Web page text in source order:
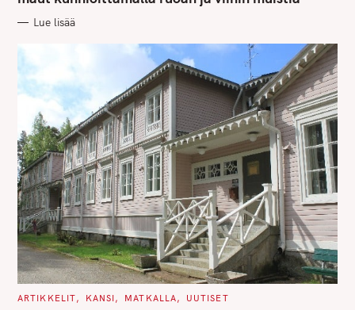
O
I
Lue lisää
C
ARTIKKELIT KANSI MATKALLA UUTISET
S
e
a
r
c
h
f
o
r
: